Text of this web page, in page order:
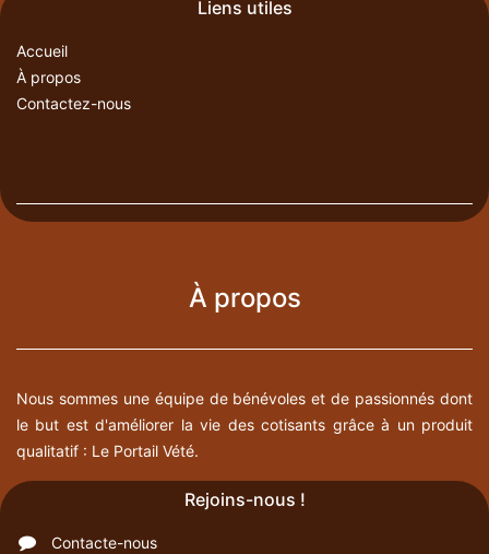
Liens utiles
Accueil
À propos
Contactez-nous
À propos
Nous sommes une équipe de bénévoles et de passionnés dont
le but est d'améliorer la vie des cotisants grâce à un produit
qualitatif : Le Portail Vété.
Rejoins-nous !
Contacte-nous